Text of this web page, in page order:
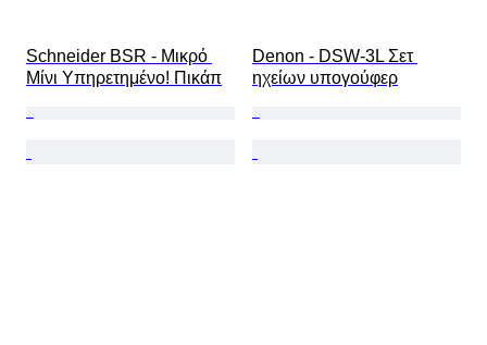
Schneider BSR - Μικρό
Μίνι Υπηρετημένο! Πικάπ
Denon - DSW-3L Σετ
ηχείων υπογούφερ